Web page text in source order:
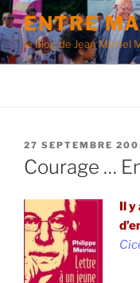
Aller
au
contenu
principal
ENTRE
le blog de Jean Michel
PUBLIÉ
LE
27 SEPTEMBRE
Courage …
Il y